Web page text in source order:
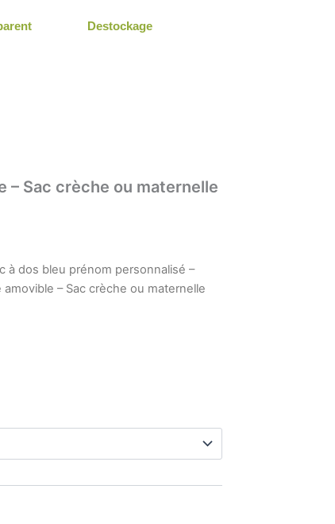
Destockage
– Sac crèche ou maternelle
à dos bleu prénom personnalisé –
– Sac crèche ou maternelle